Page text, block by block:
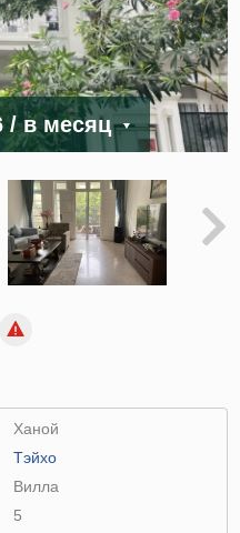
/ в месяц
Ханой
Тэйхо
Вилла
5